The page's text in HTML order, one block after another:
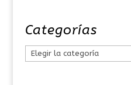
Categorías